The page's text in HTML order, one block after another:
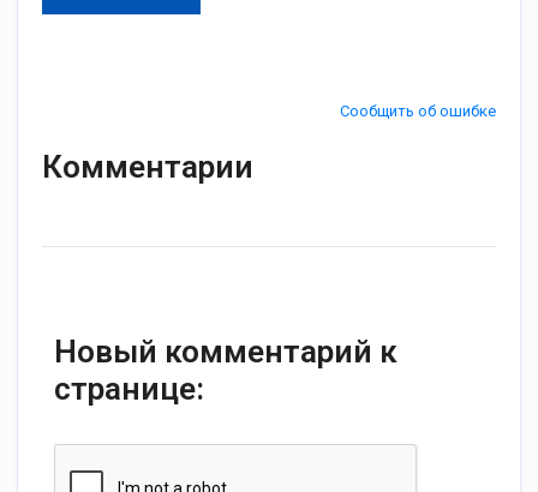
Сообщить об ошибке
Комментарии
Новый комментарий к
странице: